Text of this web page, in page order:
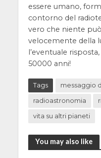
essere umano,
contorno del
vero che niente
velocemente della
l’eventuale
50000 anni!
Tags messaggio
radioastronomia
vita su altri pianeti
You may also like